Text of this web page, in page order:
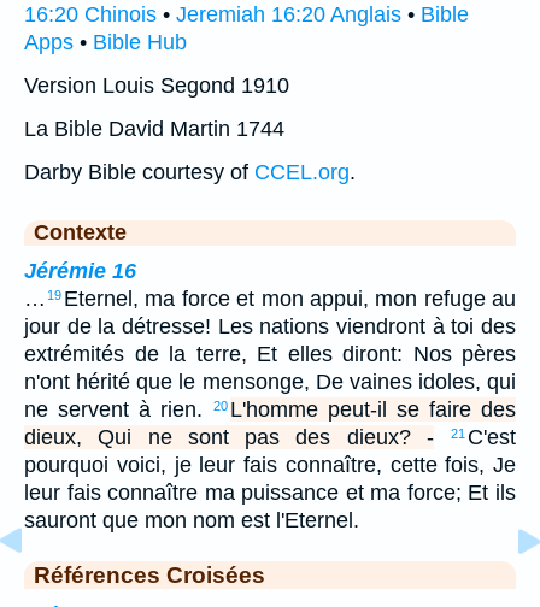
16:20 Chinois • Jeremiah 16:20 Anglais • Bible
Apps • Bible Hub
Version Louis Segond 1910
La Bible David Martin 1744
Darby Bible courtesy of CCEL.org.
Contexte
Jérémie 16
… 19 Eternel, ma force et mon appui, mon refuge au
jour de la détresse! Les nations viendront à toi des
extrémités de la terre, Et elles diront: Nos pères
n'ont hérité que le mensonge, De vaines idoles, qui
ne servent à rien.
20 L'homme peut-il se faire des
dieux, Qui ne sont pas des dieux? -
21 C'est
pourquoi voici, je leur fais connaître, cette fois, Je
leur fais connaître ma puissance et ma force; Et ils
sauront que mon nom est l'Eternel.
Références Croisées